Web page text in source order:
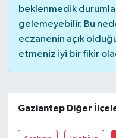
beklenmedik
gelemeyebilir. Bu
eczanenin açık
etmeniz iyi bir fikir
Gaziantep Diğer